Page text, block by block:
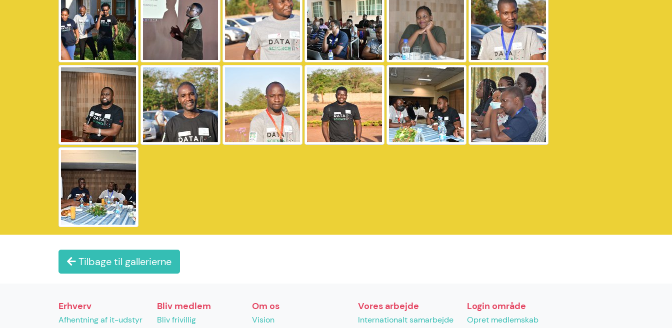
Tilbage til gallerierne
Erhverv
Afhentning af it-udstyr
Bliv medlem
Bliv frivillig
Om os
Vision
Vores arbejde
Internationalt samarbejde
Login område
Opret medlemskab